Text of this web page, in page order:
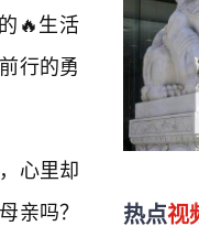
🔥生活
行的勇
心里却
亲吗？
热点视